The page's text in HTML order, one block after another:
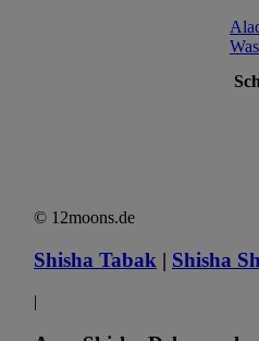
© 12moons.de
Shisha Tabak | Shisha
|